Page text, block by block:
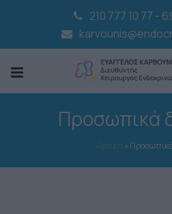
210 777 10 77 -
Προσωπικά
Αρχική »